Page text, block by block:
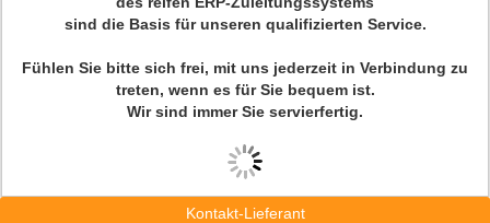
sind die Basis für unseren qualifizierten Service.
Fühlen Sie bitte sich frei, mit uns jederzeit in Verbindung zu
treten, wenn es für Sie bequem ist.
Wir sind immer Sie servierfertig.
Kontakt-Lieferant